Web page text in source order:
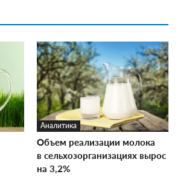
Аналитика
Объем реализации молока
в сельхозорганизациях вырос
на 3,2%